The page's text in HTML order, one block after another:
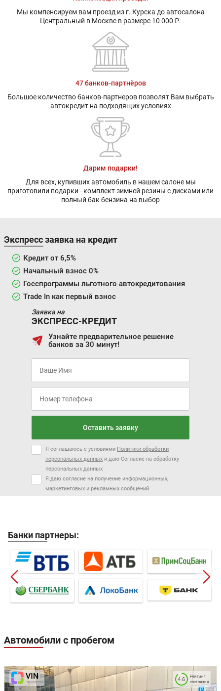
Мы компенсируем вам проезд из г. Курска до автосалона
Центральный в Москве в размере 10 000 ₽.
47 банков-партнёров
Большое количество банков-партнеров позволят Вам выбрать
автокредит на подходящих условиях
Дарим подарки!
Для всех, купивших автомобиль в нашем салоне мы
приготовили подарки - комплект зимней резины с дисками или
полный бак бензина на выбор
Экспресс заявка на кредит
Кредит от 6,5%
Начальный взнос 0%
Госспрограммы льготного автокредитования
Trade In как первый взнос
Заявка на
ЭКСПРЕСС-КРЕДИТ
Узнайте предварительное решение
банков за 30 минут!
Оставить заявку
Я соглашаюсь с условиями Политики обработки
персональных данных и даю Согласие на обработку
персональных данных
Я даю согласие на получение информационных,
маркетинговых и рекламных сообщений
Банки партнеры:
Автомобили с пробегом
Рейтинг
состояния
4.6